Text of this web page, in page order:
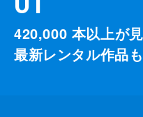
420,000 本以上が
最新レンタル作品も